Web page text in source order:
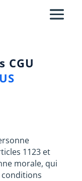
CGU
1123 et
morale, qui
conditions